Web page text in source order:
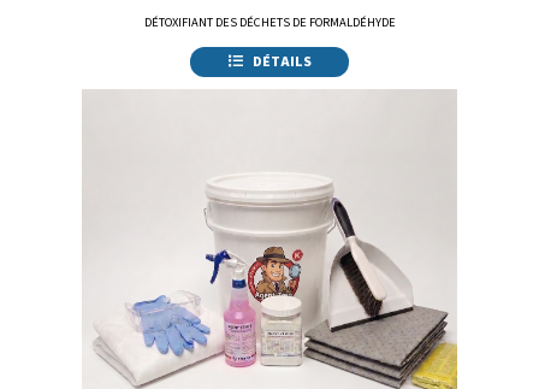
DÉTOXIFIANT DES DÉCHETS DE FORMALDÉHYDE
DÉTAILS